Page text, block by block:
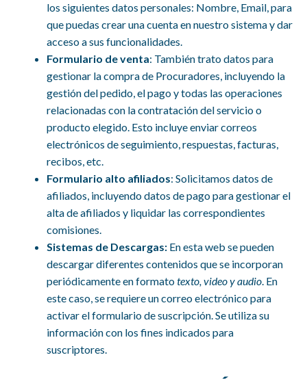
los siguientes datos personales: Nombre, Email, para
que puedas crear una cuenta en nuestro sistema y dar
acceso a sus funcionalidades.
Formulario de venta: También trato datos para
gestionar la compra de Procuradores, incluyendo la
gestión del pedido, el pago y todas las operaciones
relacionadas con la contratación del servicio o
producto elegido. Esto incluye enviar correos
electrónicos de seguimiento, respuestas, facturas,
recibos, etc.
Formulario alto afiliados: Solicitamos datos de
afiliados, incluyendo datos de pago para gestionar el
alta de afiliados y liquidar las correspondientes
comisiones.
Sistemas de Descargas: En esta web se pueden
descargar diferentes contenidos que se incorporan
periódicamente en formatotexto, video y audio. En
este caso, se requiere un correo electrónico para
activar el formulario de suscripción. Se utiliza su
información con los fines indicados para
suscriptores.